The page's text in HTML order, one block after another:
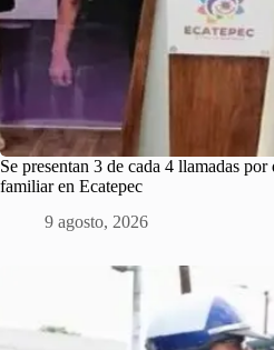
Se presentan 3 de cada 4 llamadas
familiar en Ecatepec
9 agosto, 2026